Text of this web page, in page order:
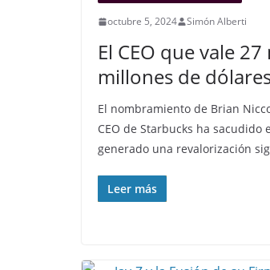
octubre 5, 2024 Simón Alberti
El CEO que vale 27
millones de
El nombramiento de Brian
CEO de Starbucks ha sacudido
generado una revalorización
Leer más